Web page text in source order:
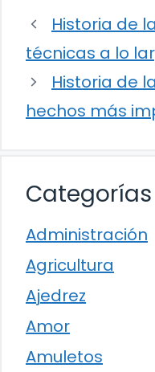
Historia de
técnicas a lo
Historia de
hechos más
Categorías
Administración
Agricultura
Ajedrez
Amor
Amuletos